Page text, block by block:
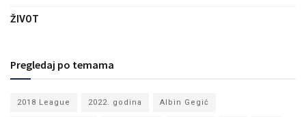
ŽIVOT
Pregledaj po temama
2018 League 2022. godina Albin Gegić